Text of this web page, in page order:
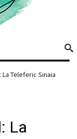
Teleferic Sinaia
La